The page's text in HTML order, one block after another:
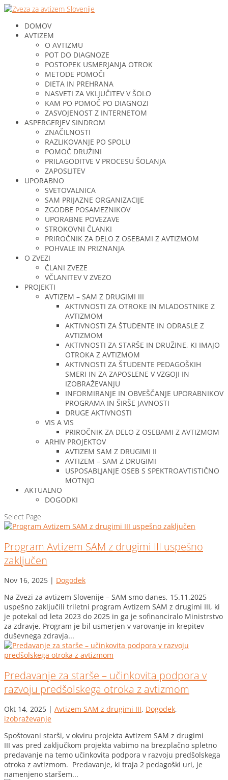
DOMOV
AVTIZEM
O AVTIZMU
POT DO DIAGNOZE
POSTOPEK USMERJANJA OTROK
METODE POMOČI
DIETA IN PREHRANA
NASVETI ZA VKLJUČITEV V ŠOLO
KAM PO POMOČ PO DIAGNOZI
ZASVOJENOST Z INTERNETOM
ASPERGERJEV SINDROM
ZNAČILNOSTI
RAZLIKOVANJE PO SPOLU
POMOČ DRUŽINI
PRILAGODITVE V PROCESU ŠOLANJA
ZAPOSLITEV
UPORABNO
SVETOVALNICA
SAM PRIJAZNE ORGANIZACIJE
ZGODBE POSAMEZNIKOV
UPORABNE POVEZAVE
STROKOVNI ČLANKI
PRIROČNIK ZA DELO Z OSEBAMI Z AVTIZMOM
POHVALE IN PRIZNANJA
O ZVEZI
ČLANI ZVEZE
VČLANITEV V ZVEZO
PROJEKTI
AVTIZEM – SAM Z DRUGIMI III
AKTIVNOSTI ZA OTROKE IN MLADOSTNIKE Z
AVTIZMOM
AKTIVNOSTI ZA ŠTUDENTE IN ODRASLE Z
AVTIZMOM
AKTIVNOSTI ZA STARŠE IN DRUŽINE, KI IMAJO
OTROKA Z AVTIZMOM
AKTIVNOSTI ZA ŠTUDENTE PEDAGOŠKIH
SMERI IN ZA ZAPOSLENE V VZGOJI IN
IZOBRAŽEVANJU
INFORMIRANJE IN OBVEŠČANJE UPORABNIKOV
PROGRAMA IN ŠIRŠE JAVNOSTI
DRUGE AKTIVNOSTI
VIS A VIS
PRIROČNIK ZA DELO Z OSEBAMI Z AVTIZMOM
ARHIV PROJEKTOV
AVTIZEM SAM Z DRUGIMI II
AVTIZEM – SAM Z DRUGIMI
USPOSABLJANJE OSEB S SPEKTROAVTISTIČNO
MOTNJO
AKTUALNO
DOGODKI
Select Page
Program Avtizem SAM z drugimi III uspešno
zaključen
Nov 16, 2025 | Dogodek
Na Zvezi za avtizem Slovenije – SAM smo danes, 15.11.2025
uspešno zaključili triletni program Avtizem SAM z drugimi III, ki
je potekal od leta 2023 do 2025 in ga je sofinanciralo Ministrstvo
za zdravje. Program je bil usmerjen v varovanje in krepitev
duševnega zdravja...
Predavanje za starše – učinkovita podpora v
razvoju predšolskega otroka z avtizmom
Okt 14, 2025 | Avtizem SAM z drugimi III, Dogodek,
izobraževanje
Spoštovani starši, v okviru projekta Avtizem SAM z drugimi
III vas pred zaključkom projekta vabimo na brezplačno spletno
predavanje na temo učinkovita podpora v razvoju predšolskega
otroka z avtizmom. Predavanje, ki traja 2 pedagoški uri, je
namenjeno staršem...